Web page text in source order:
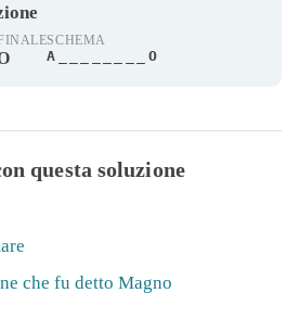
SCHEMA
A________O
questa soluzione
che fu detto Magno